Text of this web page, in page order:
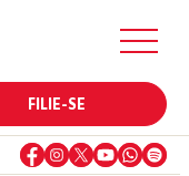
FILIE-SE